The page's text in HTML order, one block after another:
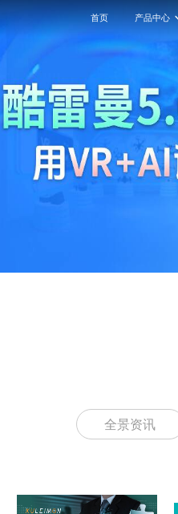
首页 产品中心
全景资讯